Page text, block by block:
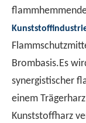
Brombasis.Es
synergistischer
einem
Kunststoffharz